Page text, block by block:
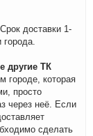
доставки 1-
города.
другие ТК
городе, которая
просто
через неё. Если
сделать